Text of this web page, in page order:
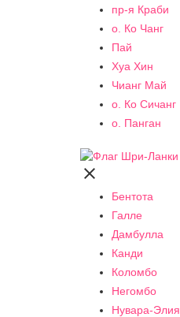
пр-я Краби
о. Ко Чанг
Пай
Хуа Хин
Чианг Май
о. Ко Сичанг
о. Панган

Бентота
Галле
Дамбулла
Канди
Коломбо
Негомбо
Нувара-Элия